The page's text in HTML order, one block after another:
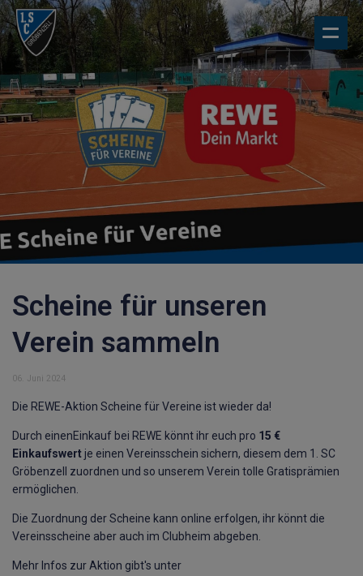
Scheine für unseren
Verein sammeln
06. Juni 2024
Die REWE-Aktion Scheine für Vereine ist wieder da!
Durch einenEinkauf bei REWE könnt ihr euch pro 15 €
Einkaufswertje einen Vereinsschein sichern, diesem dem 1. SC
Gröbenzell zuordnen und so unserem Verein tolle Gratisprämien
ermöglichen.
Die Zuordnung der Scheine kann online erfolgen, ihr könnt die
Vereinsscheine aber auch im Clubheim abgeben.
Mehr Infos zur Aktion gibt's unter